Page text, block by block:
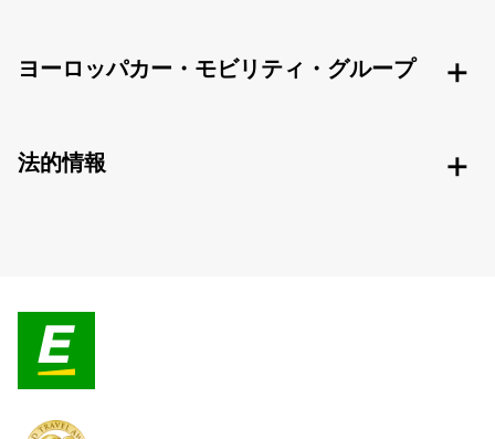
ヨーロッパカー・モビリティ・グループ
法的情報